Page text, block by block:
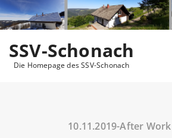
Zum
Inhalt
springen
SSV-Schonach
Die Homepage des SSV-Schonach
10.11.2019-After